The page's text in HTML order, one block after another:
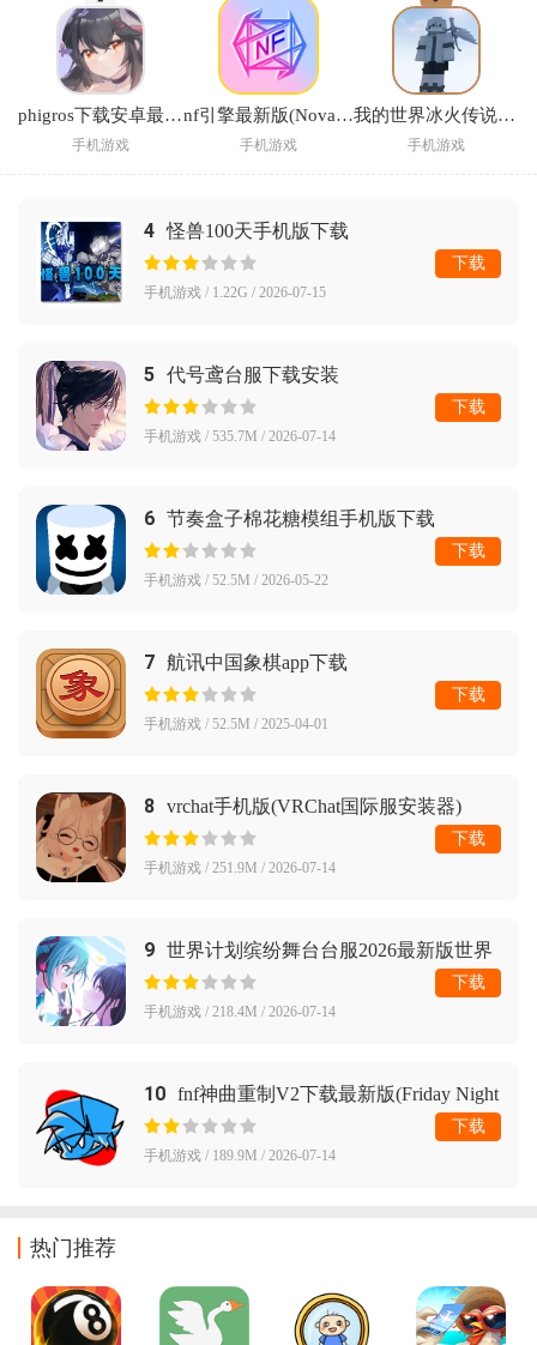
phigros下载安卓最新版2026
手机游戏
nf引擎最新版(NovaFlare Engine)
手机游戏
我的世界冰火传说手机版下载
手机游戏
4 怪兽100天手机版下载
手机游戏 / 1.22G / 2026-07-15
下载
5 代号鸢台服下载安装
手机游戏 / 535.7M / 2026-07-14
下载
6 节奏盒子棉花糖模组手机版下载
(Incredibox Alone marshmello )
手机游戏 / 52.5M / 2026-05-22
下载
7 航讯中国象棋app下载
手机游戏 / 52.5M / 2025-04-01
下载
8 vrchat手机版(VRChat国际服安装器)
手机游戏 / 251.9M / 2026-07-14
下载
9 世界计划缤纷舞台台服2026最新版世界
手机游戏 / 218.4M / 2026-07-14
下载
10 fnf神曲重制V2下载最新版(Friday Night
Funkin)
手机游戏 / 189.9M / 2026-07-14
下载
热门推荐